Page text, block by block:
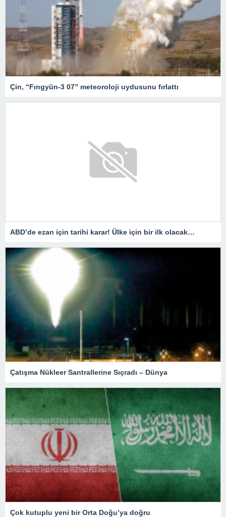
Çin, “Fıngyün-3 07” meteoroloji uydusunu fırlattı
ABD’de ezan için tarihi karar! Ülke için bir ilk olacak…
Çatışma Nükleer Santrallerine Sıçradı – Dünya
Çok kutuplu yeni bir Orta Doğu’ya doğru